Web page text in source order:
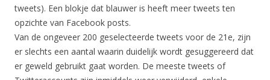
tweets). Een blokje dat blauwer is heeft meer tweets ten
opzichte van Facebook posts.
Van de ongeveer 200 geselecteerde tweets voor de 21e, zijn
er slechts een aantal waarin duidelijk wordt gesuggereerd dat
er geweld gebruikt gaat worden. De meeste tweets of